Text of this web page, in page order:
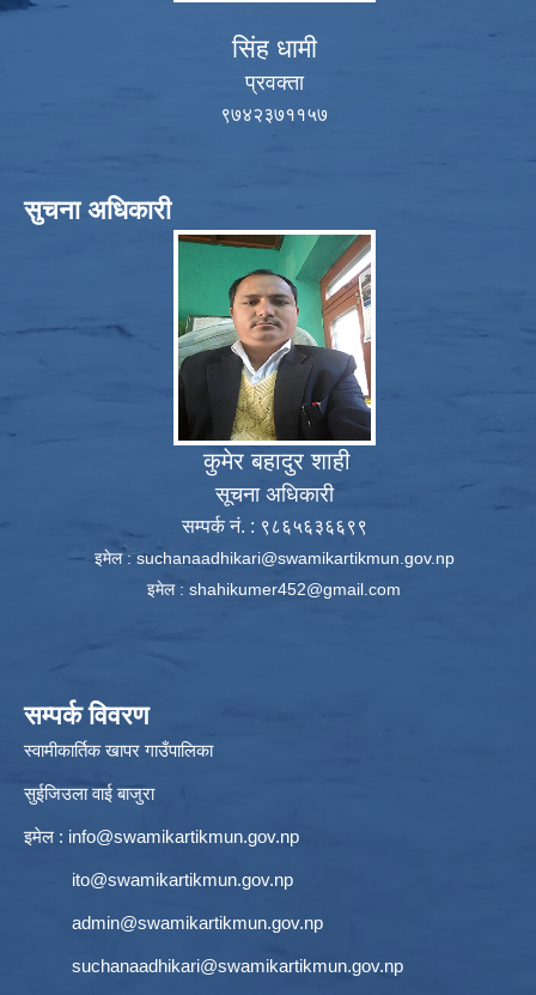
सिंह धामी
प्रवक्ता
९७४२३७११५७
सुचना अधिकारी
कुमेर बहादुर शाही
सूचना अधिकारी
सम्पर्क नं. : ९८६५६३६६९९
इमेल : suchanaadhikari@swamikartikmun.gov.np
इमेल : shahikumer452@gmail.com
सम्पर्क विवरण
स्वामीकार्तिक खापर गाउँपालिका
सुईजिउला वाई बाजुरा
इमेल : info@swamikartikmun.gov.np
ito@swamikartikmun.gov.np
admin@swamikartikmun.gov.np
suchanaadhikari@swamikartikmun.gov.np